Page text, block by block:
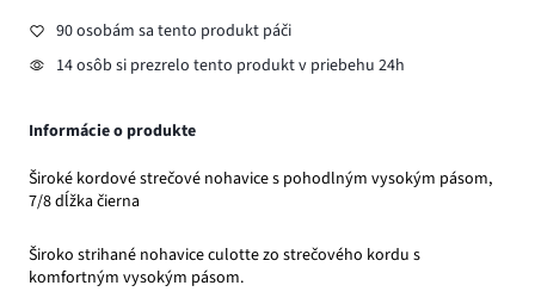
90 osobám sa tento produkt páči
14 osôb si prezrelo tento produkt v priebehu 24h
Informácie o produkte
Široké kordové strečové nohavice s pohodlným vysokým pásom,
7/8 dĺžka čierna
Široko strihané nohavice culotte zo strečového kordu s
komfortným vysokým pásom.